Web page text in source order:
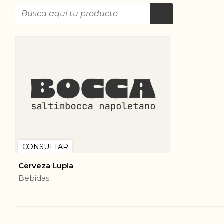
Cerveza Lupia
Bebidas
CONSULTAR